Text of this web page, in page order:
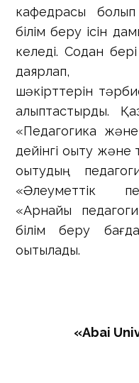
кафедрасы болып
білім беру ісін
келеді. Содан
шәкірттерін
қалыптастырды.
«Педагогика
дейінгі оқыту
оқытудың
«Әлеуметтік
«Арнайы
білім беру
оқытылады.
«Abai